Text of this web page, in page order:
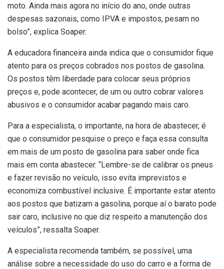
moto. Ainda mais agora no início do ano, onde outras
despesas sazonais, como IPVA e impostos, pesam no
bolso”, explica Soaper.
A educadora financeira ainda indica que o consumidor fique
atento para os preços cobrados nos postos de gasolina.
Os postos têm liberdade para colocar seus próprios
preços e, pode acontecer, de um ou outro cobrar valores
abusivos e o consumidor acabar pagando mais caro.
Para a especialista, o importante, na hora de abastecer, é
que o consumidor pesquise o preço e faça essa consulta
em mais de um posto de gasolina para saber onde fica
mais em conta abastecer. “Lembre-se de calibrar os pneus
e fazer revisão no veículo, isso evita imprevistos e
economiza combustível inclusive. É importante estar atento
aos postos que batizam a gasolina, porque aí o barato pode
sair caro, inclusive no que diz respeito a manutenção dos
veículos”, ressalta Soaper.
A especialista recomenda também, se possível, uma
análise sobre a necessidade do uso do carro e a forma de